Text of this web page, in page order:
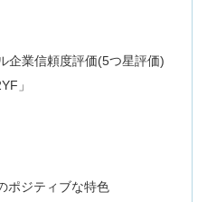
企業信頼度評価(5つ星評価)
」
ポジティブな特色